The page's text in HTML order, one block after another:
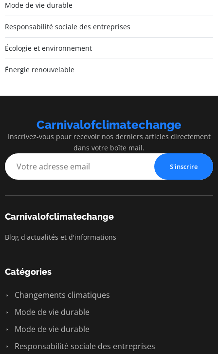
Mode de vie durable
Responsabilité sociale des entreprises
Écologie et environnement
Énergie renouvelable
Carnivalofclimatechange
Inscrivez-vous pour recevoir nos derniers articles directement
dans votre boîte mail.
S'inscrire
Carnivalofclimatechange
Blog d'actualités et d'informations
Catégories
Changements climatiques
Mode de vie durable
Mode de vie durable
Responsabilité sociale des entreprises